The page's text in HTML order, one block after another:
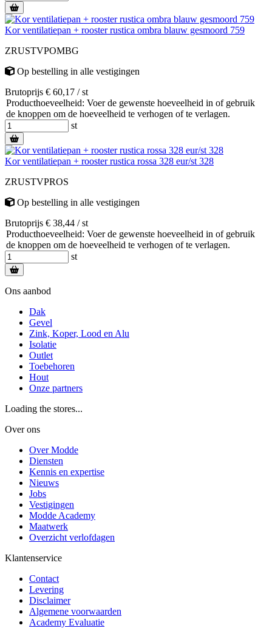
Kor ventilatiepan + rooster rustica ombra blauw gesmoord 759
ZRUSTVPOMBG
Op bestelling in alle vestigingen
Brutoprijs € 60,17 / st
Producthoeveelheid: Voer de gewenste hoeveelheid in of gebruik
de knoppen om de hoeveelheid te verhogen of te verlagen.
st
Kor ventilatiepan + rooster rustica rossa 328 eur/st 328
ZRUSTVPROS
Op bestelling in alle vestigingen
Brutoprijs € 38,44 / st
Producthoeveelheid: Voer de gewenste hoeveelheid in of gebruik
de knoppen om de hoeveelheid te verhogen of te verlagen.
st
Ons aanbod
Dak
Gevel
Zink, Koper, Lood en Alu
Isolatie
Outlet
Toebehoren
Hout
Onze partners
Loading the stores...
Over ons
Over Modde
Diensten
Kennis en expertise
Nieuws
Jobs
Vestigingen
Modde Academy
Maatwerk
Overzicht verlofdagen
Klantenservice
Contact
Levering
Disclaimer
Algemene voorwaarden
Academy Evaluatie